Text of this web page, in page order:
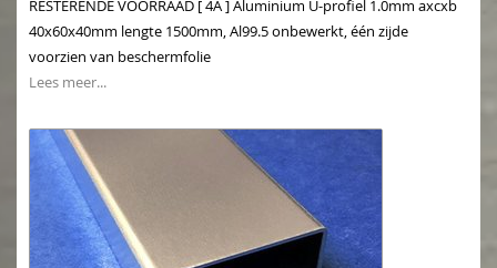
RESTERENDE VOORRAAD [ 4A ] Aluminium U-profiel 1.0mm axcxb
40x60x40mm lengte 1500mm, Al99.5 onbewerkt, één zijde
voorzien van beschermfolie
Lees meer...